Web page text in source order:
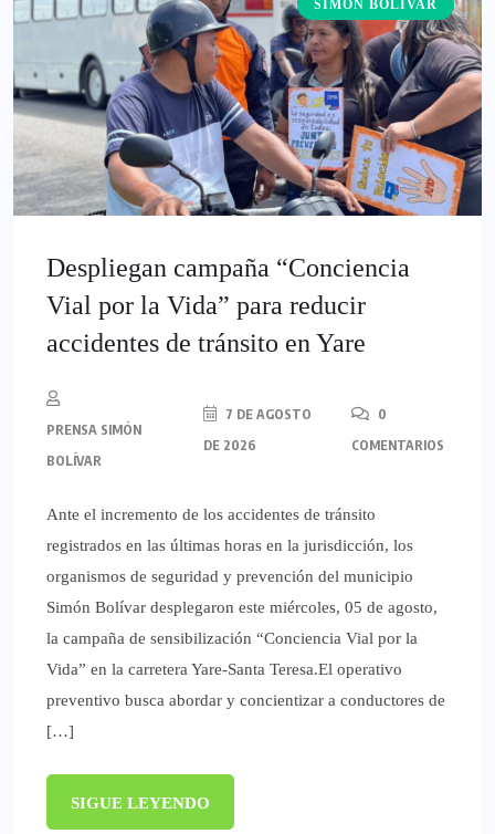
SIMÓN BOLÍVAR
‎Despliegan campaña “Conciencia
Vial por la Vida” para reducir
accidentes de tránsito en Yare
PRENSA SIMÓN
BOLÍVAR
7 DE AGOSTO
DE 2026
0
COMENTARIOS
Ante el incremento de los accidentes de tránsito
registrados en las últimas horas en la jurisdicción, los
organismos de seguridad y prevención del municipio
Simón Bolívar desplegaron este miércoles, 05 de agosto,
la campaña de sensibilización “Conciencia Vial por la
Vida” en la carretera Yare-Santa Teresa.‎‎El operativo
preventivo busca abordar y concientizar a conductores de
[…]
SIGUE LEYENDO